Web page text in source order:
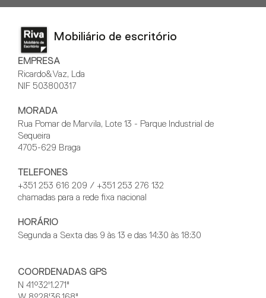
Mobiliário de escritório
EMPRESA
Ricardo&Vaz, Lda
NIF 503800317
MORADA
Rua Pomar de Marvila, Lote 13 - Parque Industrial de
Sequeira
4705-629 Braga
TELEFONES
+351 253 616 209 / +351 253 276 132
chamadas para a rede fixa nacional
HORÁRIO
Segunda a Sexta das 9 às 13 e das 14:30 às 18:30
COORDENADAS GPS
N 41°32'1.271"